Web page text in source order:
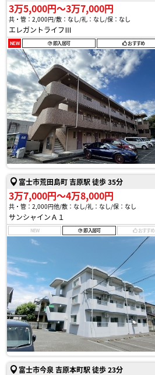
3万5,000円〜3万7,000円
共・管：2,000円 敷：なし 礼：なし 保：なし
エレガントライフⅢ
NEW 即入居可 おすすめ
富士市荒田島町 吉原駅 徒歩 35分
3万7,000円〜4万8,000円
共・管：2,000円他 敷：なし 礼：なし 保：なし
サンシャインＡ１
NEW 即入居可 おすすめ
富士市今泉 吉原本町駅 徒歩 23分